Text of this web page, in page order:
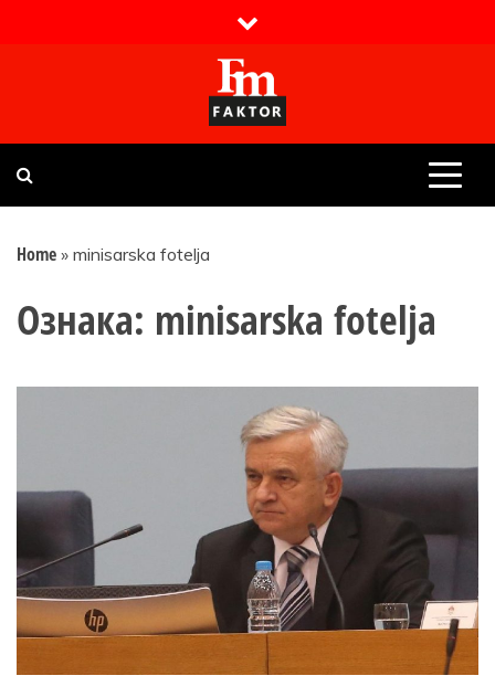
Faktor magazin
Uvijek presudan
Home » minisarska fotelja
Ознака: minisarska fotelja